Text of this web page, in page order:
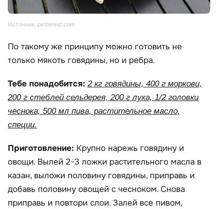
Источник: pinterest.com
По такому же принципу можно готовить не
только мякоть говядины, но и ребра.
Тебе понадобится: 2 кг говядины, 400 г моркови,
200 г стеблей сельдерея, 200 г лука, 1/2 головки
чеснока, 500 мл пива, растительное масло,
специи.
Приготовление: Крупно нарежь говядину и
овощи. Вылей 2-3 ложки растительного масла в
казан, выложи половину говядины, приправь и
добавь половину овощей с чесноком. Снова
приправь и повтори слои. Залей все пивом,